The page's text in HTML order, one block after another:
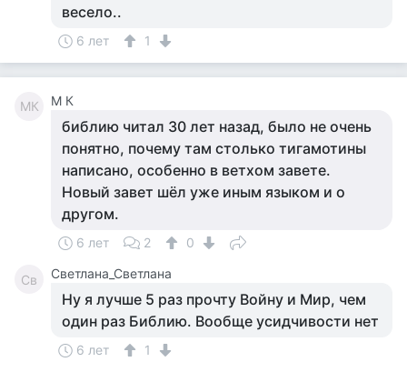
весело..
6 лет 1
MК M К
библию читал 30 лет назад, было не очень
понятно, почему там столько тигамотины
написано, особенно в ветхом завете.
Новый завет шёл уже иным языком и о
другом.
6 лет 2 0
Св Светлана_Светлана
Ну я лучше 5 раз прочту Войну и Мир, чем
один раз Библию. Вообще усидчивости нет
6 лет 1